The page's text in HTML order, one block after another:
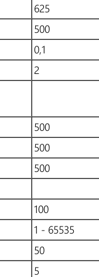
625
500
0,1
2
500
500
500
100
1 - 65535
50
5